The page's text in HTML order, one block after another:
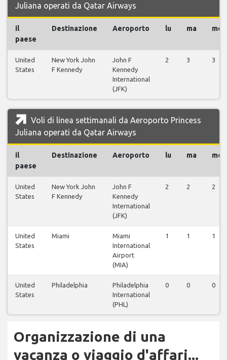
Juliana operati da Qatar Airways
il
paese
Destinazione Aeroporto lu ma me
United
States
New York John
F Kennedy
John F
Kennedy
International
(JFK)
2 3 3
Voli di linea settimanali da Aeroporto Princess
Juliana operati da Qatar Airways
il
paese
Destinazione Aeroporto lu ma me
United
States
New York John
F Kennedy
John F
Kennedy
International
(JFK)
2 2 2
United
States
Miami
Miami
International
Airport
(MIA)
1 1 1
United
States
Philadelphia
Philadelphia
International
(PHL)
0 0 0
Organizzazione di una
vacanza o viaggio d'affari...